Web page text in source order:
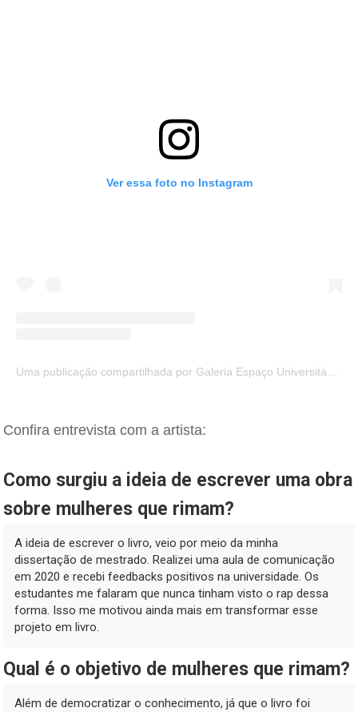
Ver essa foto no Instagram
Uma publicação compartilhada por Galeria Espaço Universitário (@gaeu.ufes)
Confira entrevista com a artista:
Como surgiu a ideia de escrever uma obra
sobre mulheres que rimam?
A ideia de escrever o livro, veio por meio da minha
dissertação de mestrado. Realizei uma aula de comunicação
em 2020 e recebi feedbacks positivos na universidade. Os
estudantes me falaram que nunca tinham visto o rap dessa
forma. Isso me motivou ainda mais em transformar esse
projeto em livro.
Qual é o objetivo de mulheres que rimam?
Além de democratizar o conhecimento, já que o livro foi